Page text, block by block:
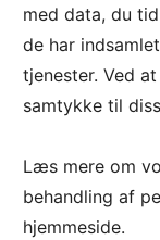
med data, du
de har
tjenester. Ved
samtykke til
Læs mere om
behandling af
hjemmeside.